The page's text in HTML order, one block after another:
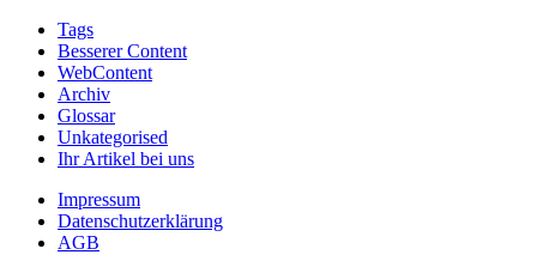
Tags
Besserer Content
WebContent
Archiv
Glossar
Unkategorised
Ihr Artikel bei uns
Impressum
Datenschutzerklärung
AGB